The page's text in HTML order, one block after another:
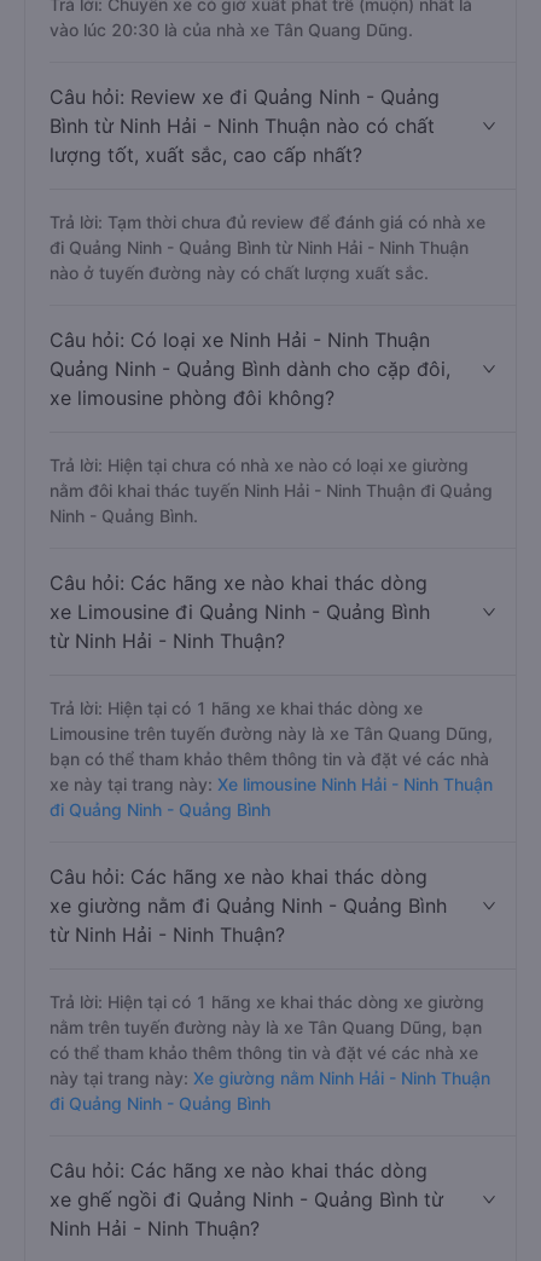
Trả lời: Chuyến xe có giờ xuất phát trễ (muộn) nhất là
vào lúc 20:30 là của nhà xe Tân Quang Dũng.
Câu hỏi: Review xe đi Quảng Ninh - Quảng
Bình từ Ninh Hải - Ninh Thuận nào có chất
lượng tốt, xuất sắc, cao cấp nhất?
Trả lời: Tạm thời chưa đủ review để đánh giá có nhà xe
đi Quảng Ninh - Quảng Bình từ Ninh Hải - Ninh Thuận
nào ở tuyến đường này có chất lượng xuất sắc.
Câu hỏi: Có loại xe Ninh Hải - Ninh Thuận
Quảng Ninh - Quảng Bình dành cho cặp đôi,
xe limousine phòng đôi không?
Trả lời: Hiện tại chưa có nhà xe nào có loại xe giường
nằm đôi khai thác tuyến Ninh Hải - Ninh Thuận đi Quảng
Ninh - Quảng Bình.
Câu hỏi: Các hãng xe nào khai thác dòng
xe Limousine đi Quảng Ninh - Quảng Bình
từ Ninh Hải - Ninh Thuận?
Trả lời: Hiện tại có 1 hãng xe khai thác dòng xe
Limousine trên tuyến đường này là xe Tân Quang Dũng,
bạn có thể tham khảo thêm thông tin và đặt vé các nhà
xe này tại trang này: Xe limousine Ninh Hải - Ninh Thuận
đi Quảng Ninh - Quảng Bình
Câu hỏi: Các hãng xe nào khai thác dòng
xe giường nằm đi Quảng Ninh - Quảng Bình
từ Ninh Hải - Ninh Thuận?
Trả lời: Hiện tại có 1 hãng xe khai thác dòng xe giường
nằm trên tuyến đường này là xe Tân Quang Dũng, bạn
có thể tham khảo thêm thông tin và đặt vé các nhà xe
này tại trang này: Xe giường nằm Ninh Hải - Ninh Thuận
đi Quảng Ninh - Quảng Bình
Câu hỏi: Các hãng xe nào khai thác dòng
xe ghế ngồi đi Quảng Ninh - Quảng Bình từ
Ninh Hải - Ninh Thuận?